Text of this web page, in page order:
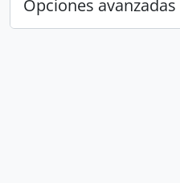
Opciones